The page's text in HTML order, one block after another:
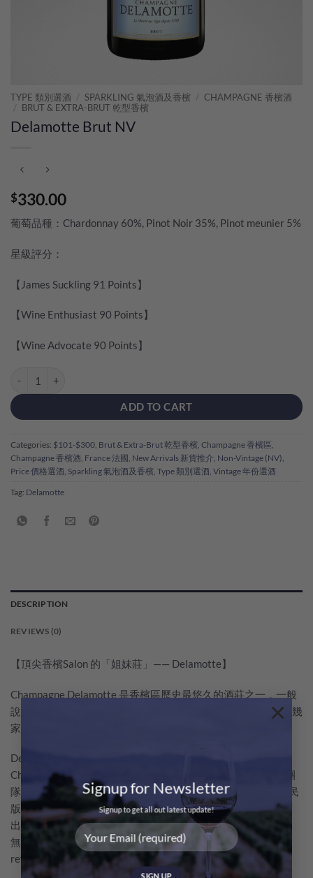
Signup for Newsletter
Signup to get all out latest update!
×
TYPE 類別選酒 / SPARKLING 氣泡酒及香檳 / CHAMPAGNE 香檳酒
/ BRUT & EXTRA-BRUT 乾型香檳
Delamotte Brut NV
$330.00
葡萄品種：Chardonnay 60%, Pinot Noir 35%, Pinot meunier 5%
星級評分：
【James Suckling 91 Points】
【Wine Enthusiast 90 Points】
【Wine Advocate 90 Points】
ADD TO CART
Categories: $101-$300 Brut & Extra-Brut 乾型香檳 Champagne 香檳區
Champagne 香檳酒 France 法國 New Arrivals 新貨推介 Non-Vintage (NV)
Price 價格選酒 Sparkling 氣泡酒及香檳 Type 類別選酒 Vintage 年份選酒
Tag: Delamotte
DESCRIPTION
REVIEWS (0)
【頂尖香檳Salon 的「姐妹莊」—— Delamotte】
Champagne Delamotte​ 是香檳區歷史最悠久的酒莊之一，一般
說法為 1760 年由 François Delamotte 創立，常被列入「最老幾
家香檳屋」之一。
Delamotte 與極致稀少的單一村、單一品種、單一年份傳奇
Champagne Salon​ 同在 Mesnil，共享同一套田園管理邏輯、團
隊與釀造文化，所以 Delamotte 常被形容為「Salon香檳既平民
版」。提子主要來自Côte des Blancs地區既 Grand Cru 村，釀
出來的酒果味優秀鮮度十足，酒友一致讚好。Delamotte Brut
無年份香檳果味純淨，圓潤平衡，鮮度十足，任何時候飲都
refreshing又高雅！